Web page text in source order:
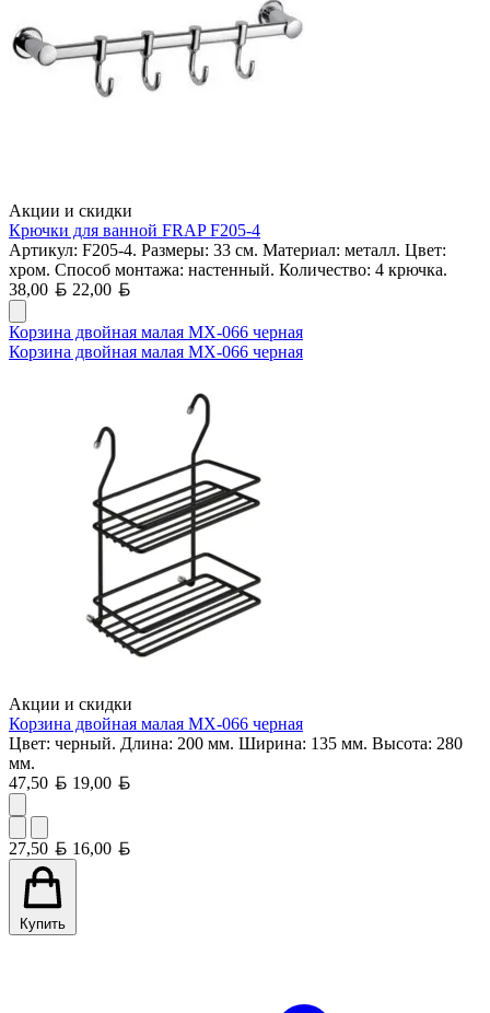
Акции и скидки
Крючки для ванной FRAP F205-4
Артикул: F205-4. Размеры: 33 см. Материал: металл. Цвет:
хром. Способ монтажа: настенный. Количество: 4 крючка.
38,00
Белорусский рубль
22,00
Корзина двойная малая MX-066 черная
Корзина двойная малая MX-066 черная
Акции и скидки
Корзина двойная малая MX-066 черная
Цвет: черный. Длина: 200 мм. Ширина: 135 мм. Высота: 280
мм.
47,50
Белорусский рубль
19,00
27,50 Белорусский рубль
16,00
Купить